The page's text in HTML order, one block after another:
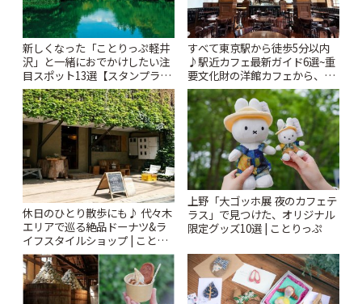
新しくなった「ことりっぷ軽井
沢」と一緒におでかけしたい注
目スポット13選【スタンプラリ
ー開催中】 | ことりっぷ
すべて東京駅から徒歩5分以内
♪駅近カフェ最新ガイド6選~重
要文化財の洋館カフェから、改
札すぐのレトロ喫茶まで~ | こと
りっぷ
休日のひとり散歩にも♪ 代々木
エリアで巡る絶品ドーナツ&ラ
イフスタイルショップ | ことり
っぷ
上野「大ゴッホ展 夜のカフェテ
ラス」で見つけた、オリジナル
限定グッズ10選 | ことりっぷ